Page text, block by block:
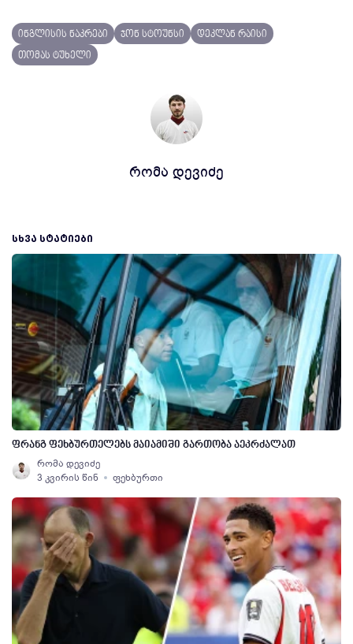
ინგლისის ნაკრები ჯონ სტოუნსი
დეკლან რაისი
თომას ტუხელი
რომა დევიძე
ᲡᲮᲕᲐ ᲡᲢᲐᲢᲘᲔᲑᲘ
ფრანგ ფეხბურთელებს მაიამიში გართობა აეკრძალათ
რომა დევიძე
3 კვირის წინ
ფეხბურთი